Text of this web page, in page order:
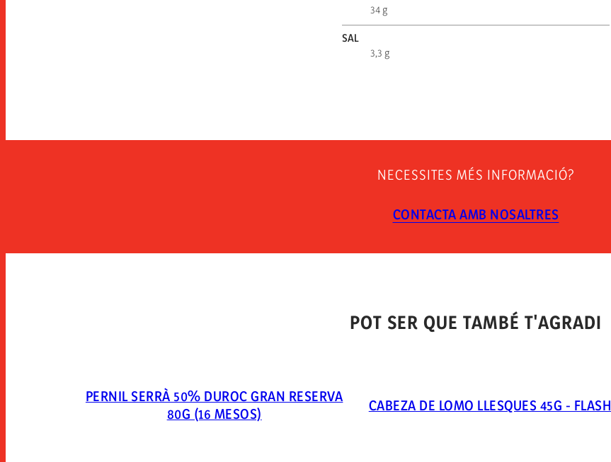
34 g
SAL
3,3 g
NECESSITES MÉS INFORMACIÓ?
CONTACTA AMB NOSALTRES
POT SER QUE TAMBÉ T'AGRADI
PERNIL SERRÀ 50% DUROC GRAN RESERVA
80G (16 MESOS)
CABEZA DE LOMO LLESQUES 45G - FLASH